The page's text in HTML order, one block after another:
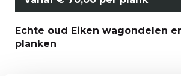
Echte oud Eiken wagondelen
planken